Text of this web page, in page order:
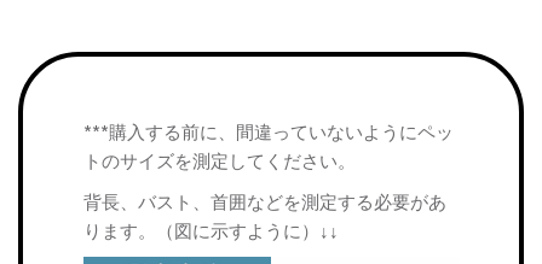
***購入する前に、間違っていないようにペッ
トのサイズを測定してください。
背長、バスト、首囲などを測定する必要があ
ります。（図に示すように）↓↓